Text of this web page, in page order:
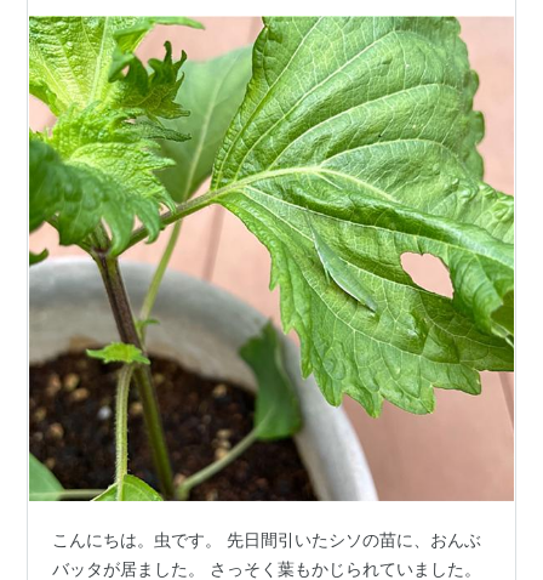
こんにちは。虫です。 先日間引いたシソの苗に、おんぶ
バッタが居ました。 さっそく葉もかじられていました。